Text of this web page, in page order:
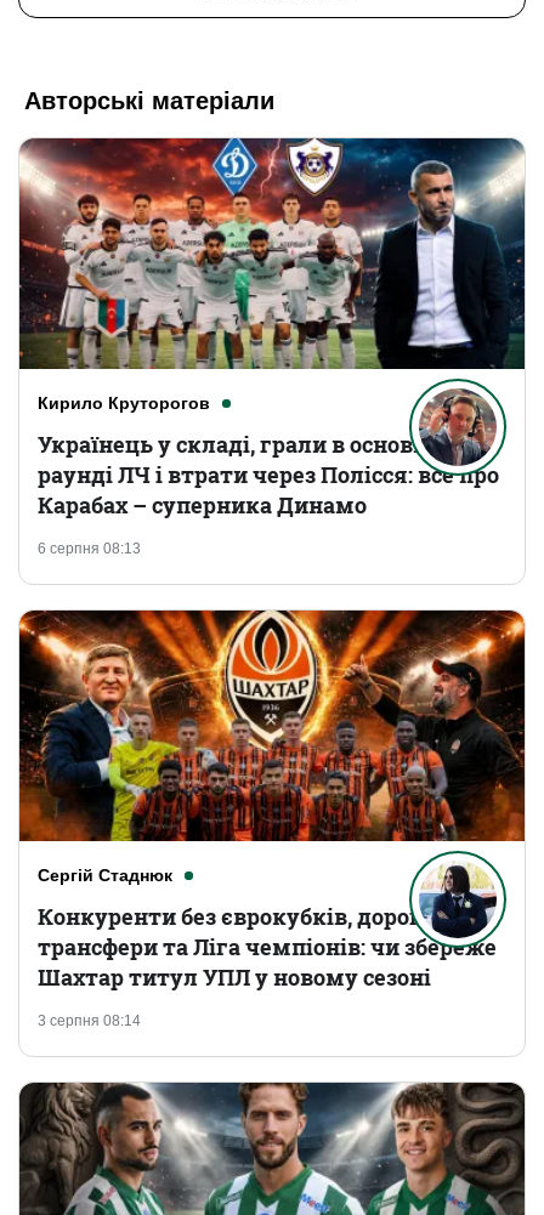
Авторські матеріали
Кирило Круторогов
6 серпня 08:13
Українець у складі, грали в основному
раунді ЛЧ і втрати через Полісся: все про
Карабах – суперника Динамо
Сергій Стаднюк
3 серпня 08:14
Конкуренти без єврокубків, дорогі
трансфери та Ліга чемпіонів: чи збереже
Шахтар титул УПЛ у новому сезоні